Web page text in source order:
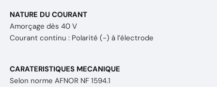
NATURE DU COURANT
Amorçage dès 40 V
Courant continu : Polarité (-) à l’électrode
CARATERISTIQUES MECANIQUE
Selon norme AFNOR NF 1594.1